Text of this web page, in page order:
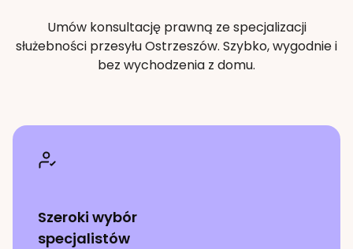
Umów konsultację prawną ze specjalizacji
służebności przesyłuOstrzeszów. Szybko, wygodnie i
bez wychodzenia z domu.
Szeroki wybór
specjalistów